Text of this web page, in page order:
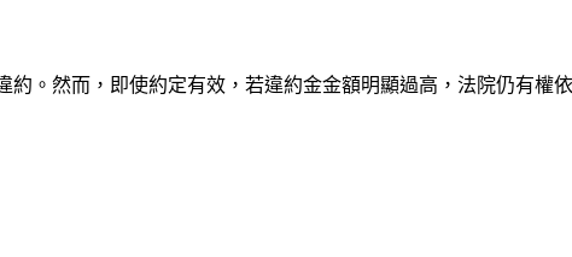
。然而，即使約定有效，若違約金金額明顯過高，法院仍有權